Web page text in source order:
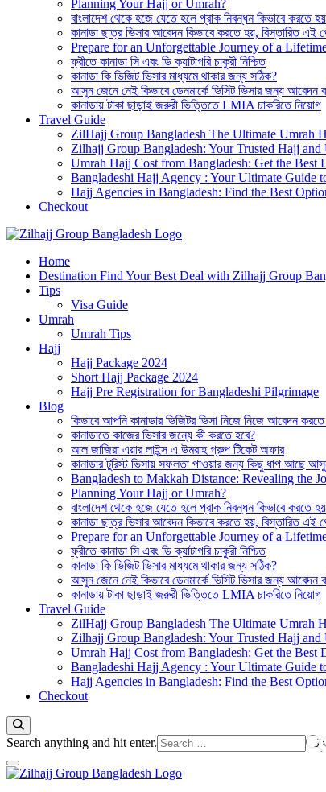
Planning Your Hajj or Umrah?
বাংলাদেশ থেকে হজে যেতে হলে প্রাক নিবন্ধন কিভাবে করতে
কানাডা ছাত্র ভিসার আবেদন কিভাবে করতে হয়, বিস্তারিত এই
Prepare for an Unforgettable Journey of a
ফ্রীতে কানাডা সি এবং ডি ক্যাটাগরি চাকুরী নিশ্চিত
কানাডা কি ভিজিট ভিসার মাধ্যমে থাকার জন্য সঠিক?
আসুন জেনে নেই কিভাবে ডেনমার্কে ভিসিট ভিসার জন্য আবেদন
কানাডায় টাকা ছাড়াই জরুরী ভিত্তিতে LMIA চাকরিতে নিয়োগ
Travel Guide
ZilHajj Group Bangladesh The Ultimate Umrah
Zilhajj Group Bangladesh: Your Trusted Hajj and
Umrah Hajj Cost from Bangladesh: Get the Best
Bangladeshi Hajj Agency : Your Ultimate Guide
Hajj Agencies in Bangladesh: Find the Best
Checkout
জিলহজ্জ গ্রুপ বাংলাদেশ
Best Hajj Umrah Travel Tour Agent in Bangladesh
Home
Destination Find Your Best Deal with Zilhajj Group
Tips
Visa Guide
Umrah
Umrah Tips
Hajj
Hajj Package 2024
Short Hajj Package 2024
Hajj Pre Registration for Bangladeshi Pilgrimage
Blog
কিভাবে আপনি কানাডার ভিজিটর ভিসা নিজে নিজে আবেদন করতে
কানাডাতে কাজের ভিসার জন্যে কী করতে হবে?
আল জাজিরা এয়ার লাইন্স এ উমরাহ গ্রুপ টিকেট অফার
কানাডার টুরিস্ট ভিসায় সফলতা পাওয়ার জন্য কিছু ধাপ আছে
Bangladesh to Makkah Distance: Revealing the
Planning Your Hajj or Umrah?
বাংলাদেশ থেকে হজে যেতে হলে প্রাক নিবন্ধন কিভাবে করতে
কানাডা ছাত্র ভিসার আবেদন কিভাবে করতে হয়, বিস্তারিত এই
Prepare for an Unforgettable Journey of a
ফ্রীতে কানাডা সি এবং ডি ক্যাটাগরি চাকুরী নিশ্চিত
কানাডা কি ভিজিট ভিসার মাধ্যমে থাকার জন্য সঠিক?
আসুন জেনে নেই কিভাবে ডেনমার্কে ভিসিট ভিসার জন্য আবেদন
কানাডায় টাকা ছাড়াই জরুরী ভিত্তিতে LMIA চাকরিতে নিয়োগ
Travel Guide
ZilHajj Group Bangladesh The Ultimate Umrah
Zilhajj Group Bangladesh: Your Trusted Hajj and
Umrah Hajj Cost from Bangladesh: Get the Best
Bangladeshi Hajj Agency : Your Ultimate Guide
Hajj Agencies in Bangladesh: Find the Best
Checkout
Looking
Something?
Search anything and hit enter.